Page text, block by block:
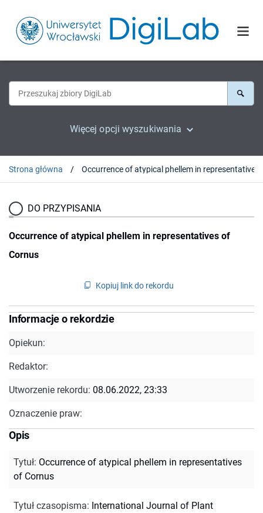
Więcej opcji wyszukiwania
Strona główna
DO PRZYPISANIA
Occurrence of atypical phellem in representatives of
Cornus
Kopiuj link do rekordu
Informacje o rekordzie
Opiekun:
Redaktor:
Utworzenie rekordu: 08.06.2022, 23:33
Oznaczenie praw:
Opis
Tytuł: Occurrence of atypical phellem in representatives
of Cornus
Tytuł czasopisma: International Journal of Plant